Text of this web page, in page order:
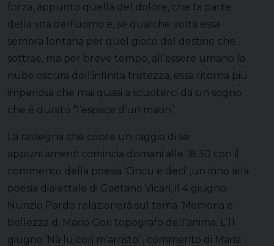
forza, appunto quella del dolore, che fa parte
della vita dell’uomo e, se qualche volta essa
sembra lontana per quel gioco del destino che
sottrae, ma per breve tempo, all’essere umano la
nube oscura dell’infinita tristezza, essa ritorna più
imperiosa che mai quasi a scuoterci da un sogno
che è durato “l’espace d’un matin”.
La rassegna che copre un raggio di sei
appuntamenti comincia domani alle 18.30 con il
commento della poesia ‘Cincu e deci’ ,un inno alla
poesia dialettale di Gaetano Vicari; il 4 giugno
Nunzio Pardo relazionerà sul tema ‘Memoria e
bellezza di Mario Gori topografo dell’anima. L’11
giugno ‘Nà lu cori m’arristo’ , commento di Maria